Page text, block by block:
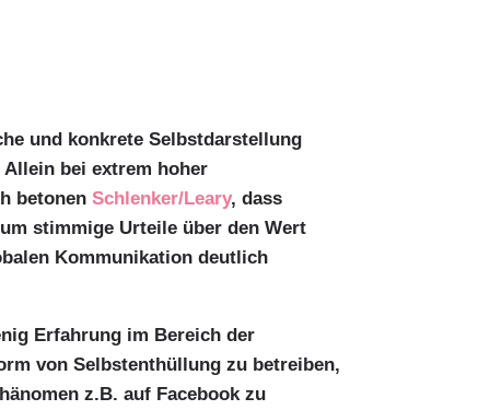
und konkrete Selbstdarstellung
bei extrem hoher
betonenSchlenker/Leary, dass
stimmige Urteile über den Wert
Kommunikation deutlich
Erfahrung im Bereich der
von Selbstenthüllung zu betreiben,
z.B. auf Facebook zu